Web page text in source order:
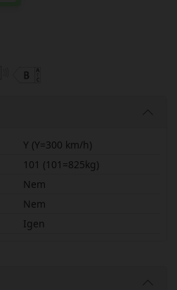
Y (Y=300 km/h)
101 (101=825kg)
Nem
Nem
Igen